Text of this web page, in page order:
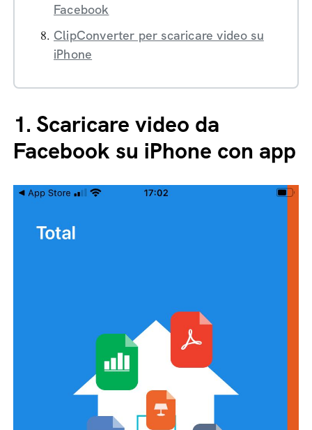
Facebook
ClipConverter per scaricare video su
iPhone
1. Scaricare video da
Facebook su iPhone con app